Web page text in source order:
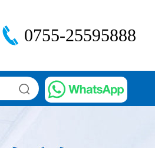
0755-25595888